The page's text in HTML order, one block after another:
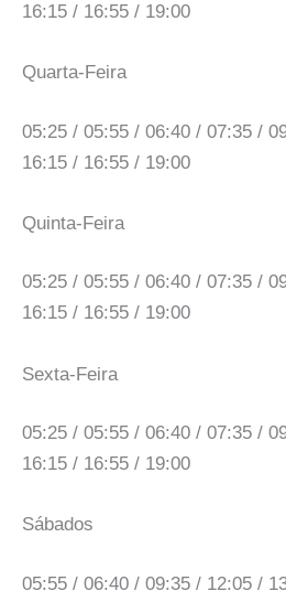
16:15 / 16:55 / 19:00
Quarta-Feira
05:25 / 05:55 / 06:40 / 07:35 /
16:15 / 16:55 / 19:00
Quinta-Feira
05:25 / 05:55 / 06:40 / 07:35 /
16:15 / 16:55 / 19:00
Sexta-Feira
05:25 / 05:55 / 06:40 / 07:35 /
16:15 / 16:55 / 19:00
Sábados
05:55 / 06:40 / 09:35 / 12:05 /